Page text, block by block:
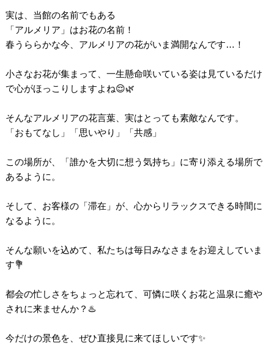
実は、当館の名前でもある
「アルメリア」はお花の名前！
春うららかな今、アルメリアの花がいま満開なんです…！
小さなお花が集まって、一生懸命咲いている姿は見ているだけ
で心がほっこりしますよね😌🌿
そんなアルメリアの花言葉、実はとっても素敵なんです。
「おもてなし」「思いやり」「共感」
この場所が、「誰かを大切に想う気持ち」に寄り添える場所で
あるように。
そして、お客様の「滞在」が、心からリラックスできる時間に
なるように。
そんな願いを込めて、私たちは毎日みなさまをお迎えしていま
す💐
都会の忙しさをちょっと忘れて、可憐に咲くお花と温泉に癒や
されに来ませんか？♨️
今だけの景色を、ぜひ直接見に来てほしいです✨